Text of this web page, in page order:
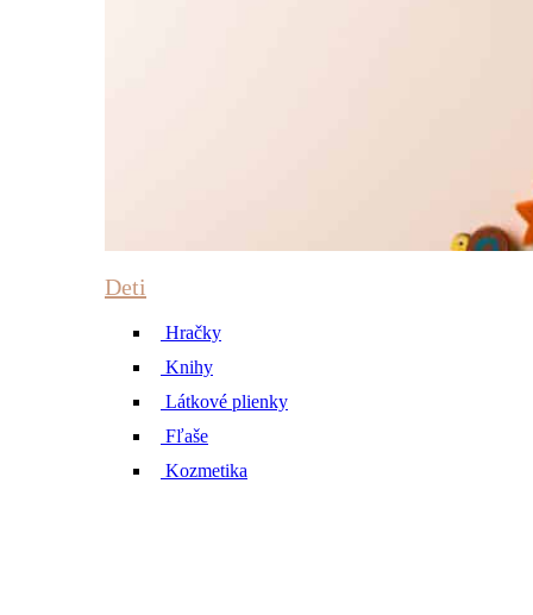
Deti
Hračky
Knihy
Látkové plienky
Fľaše
Kozmetika